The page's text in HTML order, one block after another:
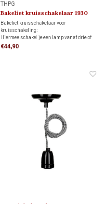
THPG
Bakeliet kruisschakelaar 1930
Bakeliet kruisschakelaar voor
kruisschakeling:
Hiermee schakel je een lamp vanaf drie of
meer schakelaars, in combinatie met twee
€44,90